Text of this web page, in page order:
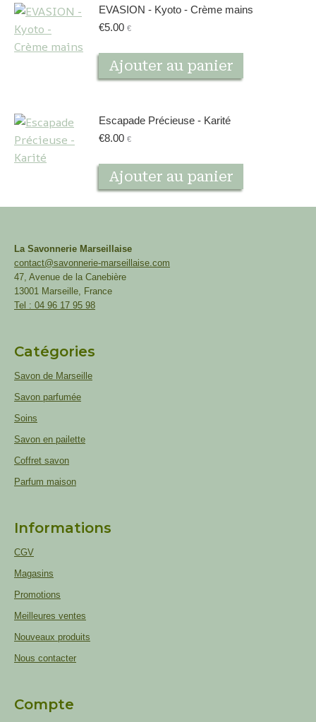
EVASION - Kyoto - Crème mains
€5.00 €
Ajouter au panier
Escapade Précieuse - Karité
€8.00 €
Ajouter au panier
La Savonnerie Marseillaise
contact@savonnerie-marseillaise.com
47, Avenue de la Canebière
13001 Marseille, France
Tel : 04 96 17 95 98
Catégories
Savon de Marseille
Savon parfumée
Soins
Savon en pailette
Coffret savon
Parfum maison
Informations
CGV
Magasins
Promotions
Meilleures ventes
Nouveaux produits
Nous contacter
Compte